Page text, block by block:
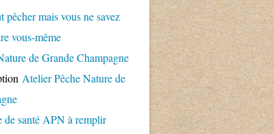
pêcher mais vous ne savez
vous-même
de Grande Champagne
Atelier Pêche Nature de
de santé APN à remplir